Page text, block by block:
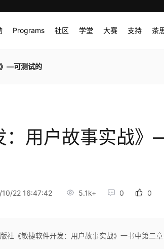
Programs 社区 学堂 大赛 支持 茶
》—可测试的
：用户故事实战
10/22 16:47:42 5.1k+ 0 0
社《敏捷软件开发：用户故事实战》一书中第二